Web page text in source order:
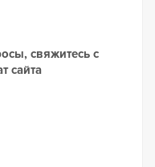
свяжитесь с
сайта